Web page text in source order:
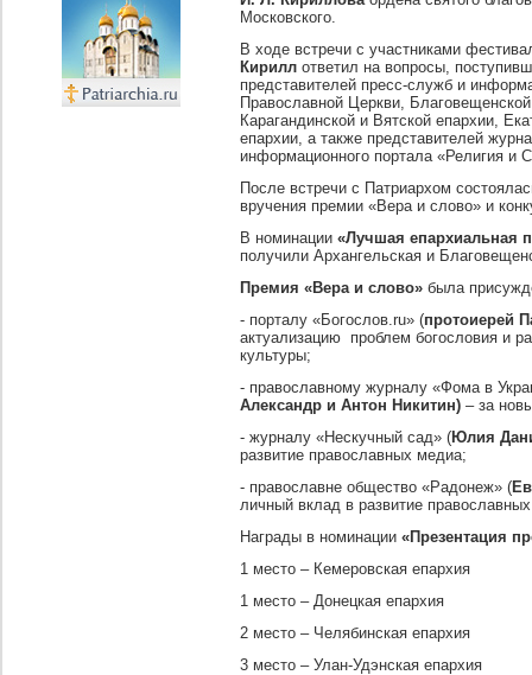
Московского.
В ходе встречи с участниками
Кирилл ответил на вопросы,
представителей пресс-служб и
Православной Церкви,
Карагандинской и Вятской епархии,
епархии, а также представителей
информационного портала «Религия и
После встречи с Патриархом
вручения премии «Вера и слово» и
В номинации «Лучшая епархиальная
получили Архангельская и
Премия «Вера и слово» была
- порталу «Богослов.ru» (протоиерей
актуализацию проблем богословия и
культуры;
- православному журналу «Фома в
Александр и Антон Никитин) – за
- журналу «Нескучный сад» (Юлия
развитие православных медиа;
- православне общество «Радонеж» (
личный вклад в развитие
Награды в номинации «Презентация
1 место – Кемеровская епархия
1 место – Донецкая епархия
2 место – Челябинская епархия
3 место – Улан-Удэнская епархия